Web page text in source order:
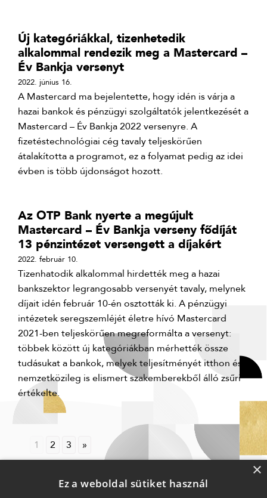
Új kategóriákkal, tizenhetedik
alkalommal rendezik meg a Mastercard –
Év Bankja versenyt
2022. június 16.
A Mastercard ma bejelentette, hogy idén is várja a
hazai bankok és pénzügyi szolgáltatók jelentkezését a
Mastercard – Év Bankja 2022 versenyre. A
fizetéstechnológiai cég tavaly teljeskörűen
átalakította a programot, ez a folyamat pedig az idei
évben is több újdonságot hozott.
Az OTP Bank nyerte a megújult
Mastercard – Év Bankja verseny fődíját
13 pénzintézet versengett a díjakért
2022. február 10.
Tizenhatodik alkalommal hirdették meg a hazai
bankszektor legrangosabb versenyét tavaly, melynek
díjait idén február 10-én osztották ki. A pénzügyi
intézetek seregszemléjét életre hívó Mastercard
2021-ben teljeskörűen megreformálta a versenyt:
többek között új kategóriákban mérhették össze
tudásukat a bankok, melyek teljesítményét itthon és
nemzetközileg is elismert szakemberekből álló zsűri
értékelte.
1 2 3 »
×
Ez a weboldal sütiket használ